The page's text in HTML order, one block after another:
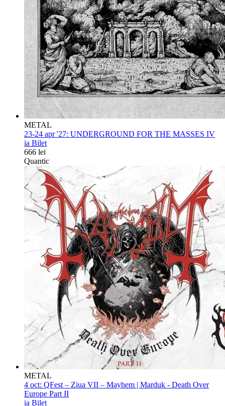
METAL
23-24 apr '27: UNDERGROUND FOR THE MASSES IV
ia Bilet
666 lei
Quantic
METAL
4 oct: QFest – Ziua VII – Mayhem | Marduk - Death Over
Europe Part II
ia Bilet